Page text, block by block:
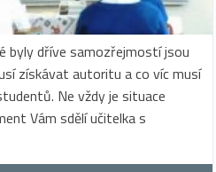
byly dříve samozřejmostí jsou
získávat autoritu a co víc musí
Ne vždy je situace
Vám sdělí učitelka s